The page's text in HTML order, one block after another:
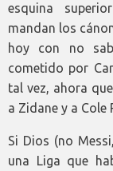
esquina
mandan los
hoy con no
cometido por
tal vez, ahora
a Zidane y a
Si Dios (no
una Liga que